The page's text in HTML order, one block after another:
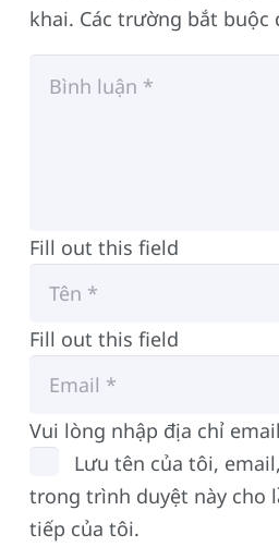
khai. Các trường bắt buộc
Fill out this field
Fill out this field
Vui lòng nhập địa chỉ
Lưu tên của tôi,
trong trình duyệt này cho
tiếp của tôi.